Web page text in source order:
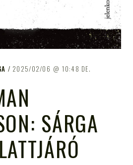
2025/02/06 10:48 DE.
SÁRGA